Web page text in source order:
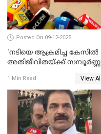
Posted On 09-12-2025
'നടിയെ ആക്രമിച്ച കേസില്‍
അതിജീവിതയ്ക്ക് സമ്പൂര്‍ണ്ണ
MLA WATCH VIDEO
1 Min Read View All